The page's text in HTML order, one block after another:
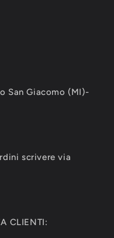
San Giacomo (MI)-
scrivere via
CLIENTI: